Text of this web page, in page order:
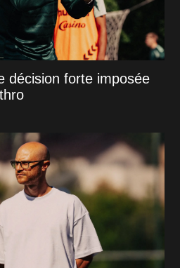
décision forte imposée